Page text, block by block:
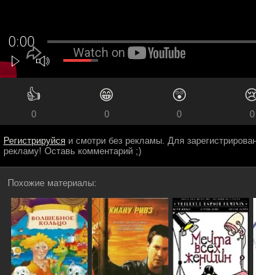
👍
0
😁
0
😲
0 0
Регистрируйся и смотри без рекламы. Для
рекламу! Оставь комментарий ;)
Похожие материалы: